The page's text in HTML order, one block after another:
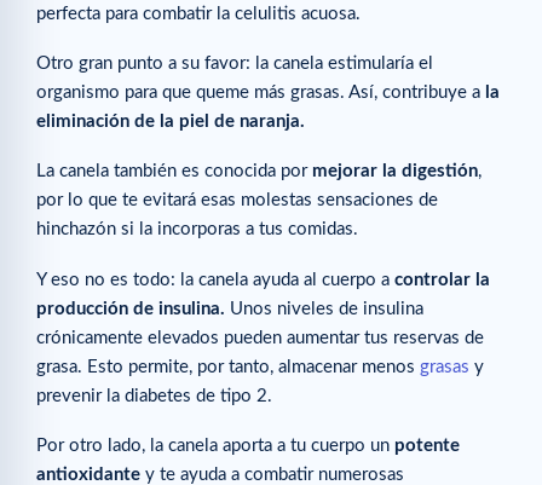
perfecta para combatir la celulitis acuosa.
Otro gran punto a su favor: la canela estimularía el
organismo para que queme más grasas. Así, contribuye a la
eliminación de la piel de naranja.
La canela también es conocida por mejorar la digestión,
por lo que te evitará esas molestas sensaciones de
hinchazón si la incorporas a tus comidas.
Y eso no es todo: la canela ayuda al cuerpo a controlar la
producción de insulina. Unos niveles de insulina
crónicamente elevados pueden aumentar tus reservas de
grasa. Esto permite, por tanto, almacenar menos grasas y
prevenir la diabetes de tipo 2.
Por otro lado, la canela aporta a tu cuerpo un potente
antioxidante y te ayuda a combatir numerosas